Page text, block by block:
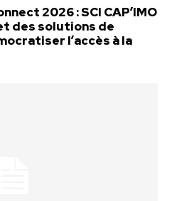
2026 : SCI CAP’IMO
des solutions de
l’accès à la